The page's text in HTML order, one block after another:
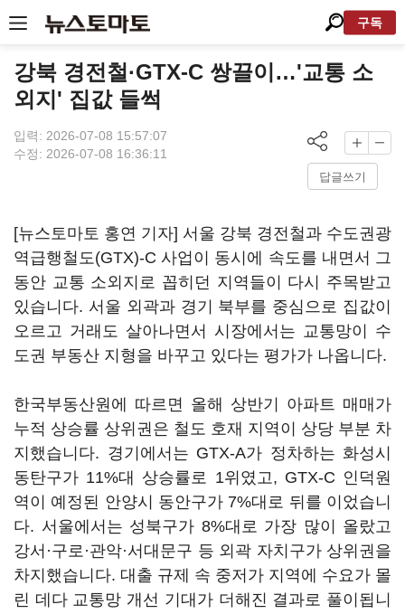
구독
강북 경전철·GTX-C 쌍끌이…'교통 소
외지' 집값 들썩
입력: 2026-07-08 15:57:07
수정: 2026-07-08 16:36:11
답글쓰기
[뉴스토마토 홍연 기자] 서울 강북 경전철과 수도권광
역급행철도(GTX)-C 사업이 동시에 속도를 내면서 그
동안 교통 소외지로 꼽히던 지역들이 다시 주목받고
있습니다. 서울 외곽과 경기 북부를 중심으로 집값이
오르고 거래도 살아나면서 시장에서는 교통망이 수
도권 부동산 지형을 바꾸고 있다는 평가가 나옵니다.
한국부동산원에 따르면 올해 상반기 아파트 매매가
누적 상승률 상위권은 철도 호재 지역이 상당 부분 차
지했습니다. 경기에서는 GTX-A가 정차하는 화성시
동탄구가 11%대 상승률로 1위였고, GTX-C 인덕원
역이 예정된 안양시 동안구가 7%대로 뒤를 이었습니
다. 서울에서는 성북구가 8%대로 가장 많이 올랐고
강서·구로·관악·서대문구 등 외곽 자치구가 상위권을
차지했습니다. 대출 규제 속 중저가 지역에 수요가 몰
린 데다 교통망 개선 기대가 더해진 결과로 풀이됩니